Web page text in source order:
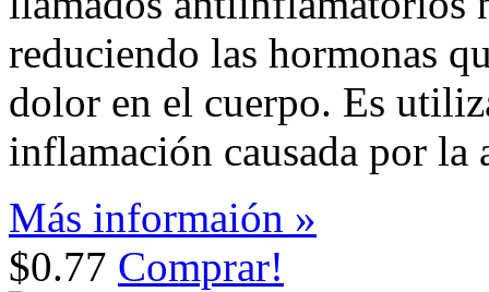
reduciendo las hormonas
dolor en el cuerpo. Es
inflamación causada por la
Más informaión »
$0.77 Comprar!